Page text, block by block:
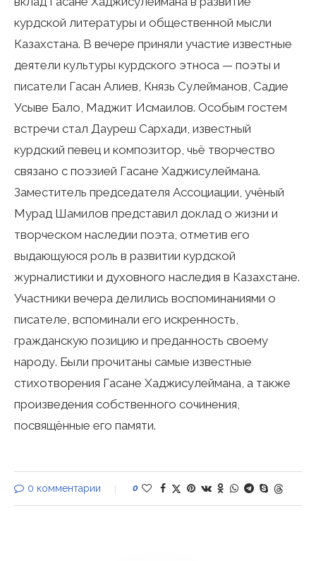
курдской литературы и общественной мысли
Казахстана. В вечере приняли участие известные
деятели культуры курдского этноса — поэты и
писатели Гасан Алиев, Князь Сулейманов, Садие
Усыве Бало, Маджит Исмаилов. Особым гостем
встречи стал Дауреш Сархади, известный
курдский певец и композитор, чьё творчество
связано с поэзией Гасане Хаджисулеймана.
Заместитель председателя Ассоциации, учёный
Мурад Шамилов представил доклад о жизни и
творческом наследии поэта, отметив его
выдающуюся роль в развитии курдской
журналистики и духовного наследия в Казахстане.
Участники вечера делились воспоминаниями о
писателе, вспоминали его искренность,
гражданскую позицию и преданность своему
народу. Были прочитаны самые известные
стихотворения Гасане Хаджисулеймана, а также
произведения собственного сочинения,
посвящённые его памяти.
0 комментарии 0